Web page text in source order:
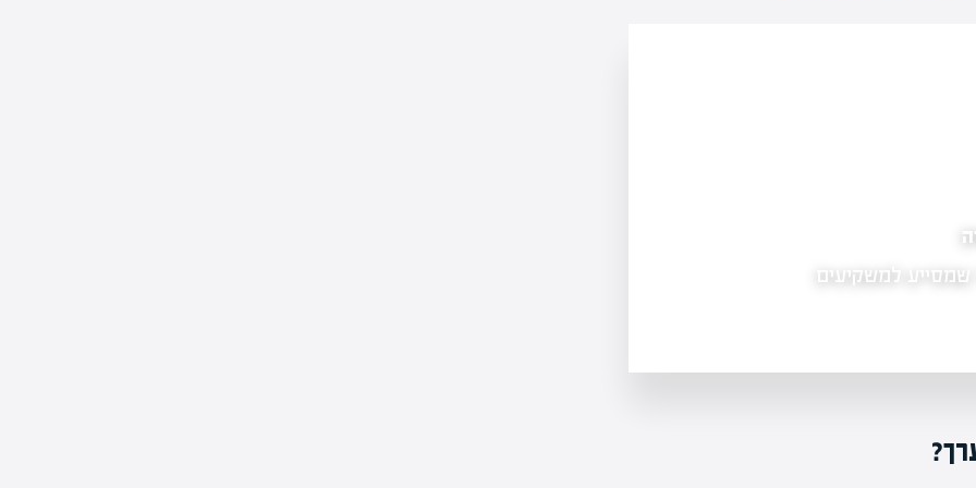
הנתונים הכלכליים
של חברה ציבורית הינו